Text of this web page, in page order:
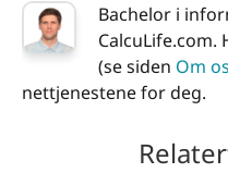
Bachelor i
CalcuLife.com.
(se siden Om
nettjenestene for deg.